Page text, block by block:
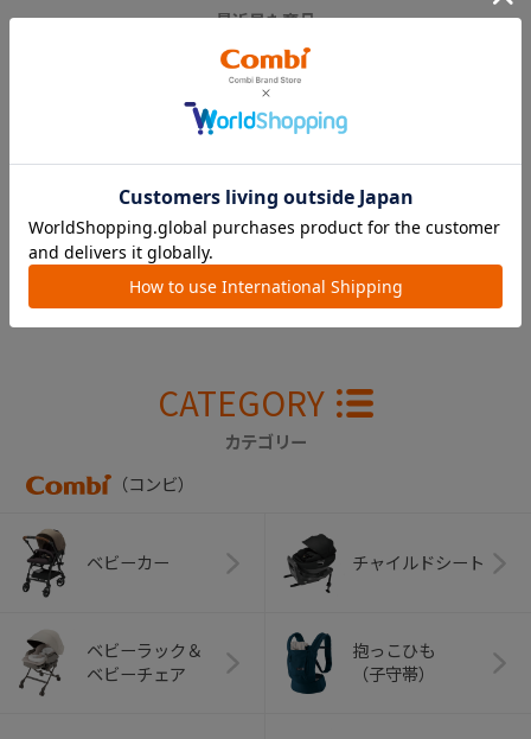
最近見た商品
メチャカル ハンディ
エッグショック DF
CATEGORY
カテゴリー
（コンビ）
ベビーカー チャイルドシート
ベビーラック＆
ベビーチェア
抱っこひも
（子守帯）